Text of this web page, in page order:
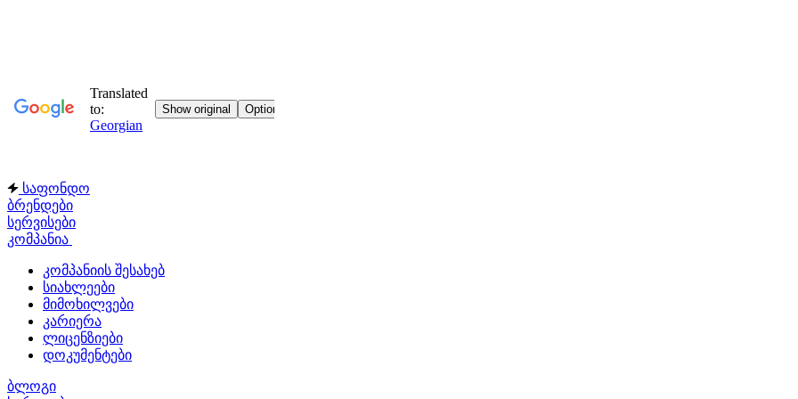
საფონდო
ბრენდები
სერვისები
კომპანია
კომპანიის შესახებ
სიახლეები
მიმოხილვები
კარიერა
ლიცენზიები
დოკუმენტები
ბლოგი